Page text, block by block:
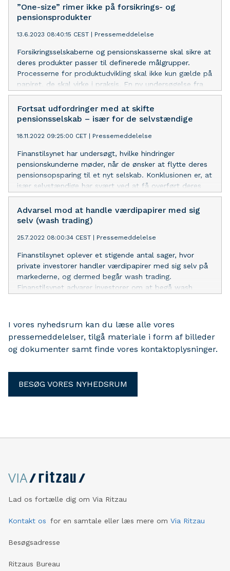
undersøge, hvordan bankerne håndterer reglerne.
”One-size” rimer ikke på forsikrings- og
pensionsprodukter
13.6.2023 08:40:15 CEST Pressemeddelelse
Forsikringsselskaberne og pensionskasserne skal sikre at
deres produkter passer til definerede målgrupper.
Processerne for produktudvikling skal ikke kun gælde på
papiret, de skal virke i praksis. En ny undersøgelse fra
Finanstilsynet viser, at branchen i praksis fortsat
mangler at tage skridtet fuldt ud og rent faktisk
kortlægge målgrupperne.
Fortsat udfordringer med at skifte
pensionsselskab – især for de selvstændige
18.11.2022 09:25:00 CET Pressemeddelelse
Finanstilsynet har undersøgt, hvilke hindringer
pensionskunderne møder, når de ønsker at flytte deres
pensionsopsparing til et nyt selskab. Konklusionen er, at
især selvstændige har svært ved at få overført deres
hvilende, obligatoriske pensionsordninger til private
aftaler. Og det strider mod kundens interesse og god
skik.
Advarsel mod at handle værdipapirer med sig
selv (wash trading)
25.7.2022 08:00:34 CEST Pressemeddelelse
Finanstilsynet oplever et stigende antal sager, hvor
private investorer handler værdipapirer med sig selv på
markederne, og dermed begår wash trading.
Finanstilsynet advarer investorer om at begå wash
I vores nyhedsrum kan du læse alle vores
pressemeddelelser, tilgå materiale i form af billeder
og dokumenter samt finde vores kontaktoplysninger.
BESØG VORES NYHEDSRUM
Lad os fortælle dig om Via Ritzau
Kontakt os for en samtale eller læs mere om Via Ritzau
Besøgsadresse
Ritzaus Bureau